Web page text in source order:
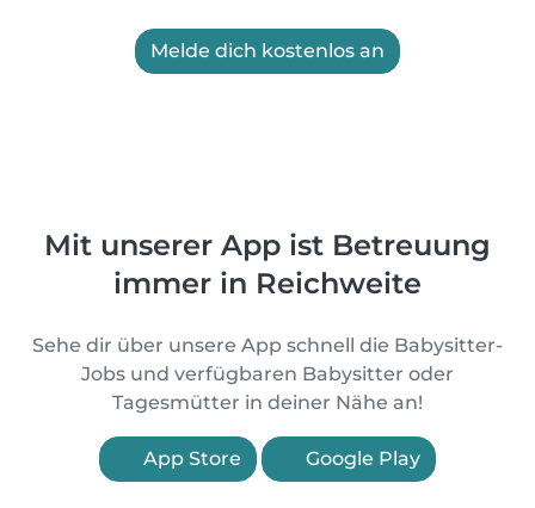
Melde dich kostenlos an
Mit unserer App ist Betreuung
immer in Reichweite
Sehe dir über unsere App schnell die Babysitter-
Jobs und verfügbaren Babysitter oder
Tagesmütter in deiner Nähe an!
App Store Google Play